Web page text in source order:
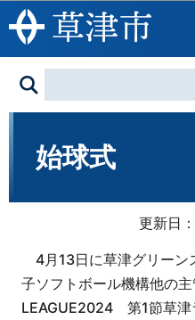
このページ
始球式
更新日
4月13日に草津グリーン
子ソフトボール機構他の主
LEAGUE2024 第1節草津